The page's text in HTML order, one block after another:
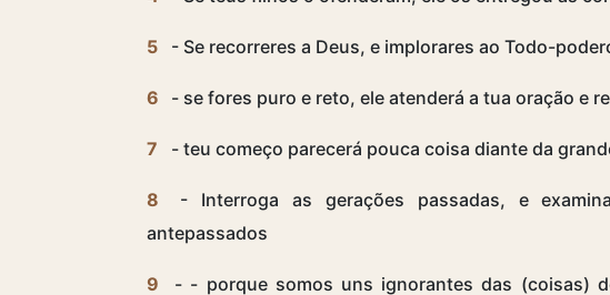
5 - Se recorreres a Deus, e implorares ao Todo-
6 - se fores puro e reto, ele atenderá a tua oração e
7 - teu começo parecerá pouca coisa diante da
8
- Interroga as gerações passadas, e
antepassados
9
- - porque somos uns ignorantes das (coisas)